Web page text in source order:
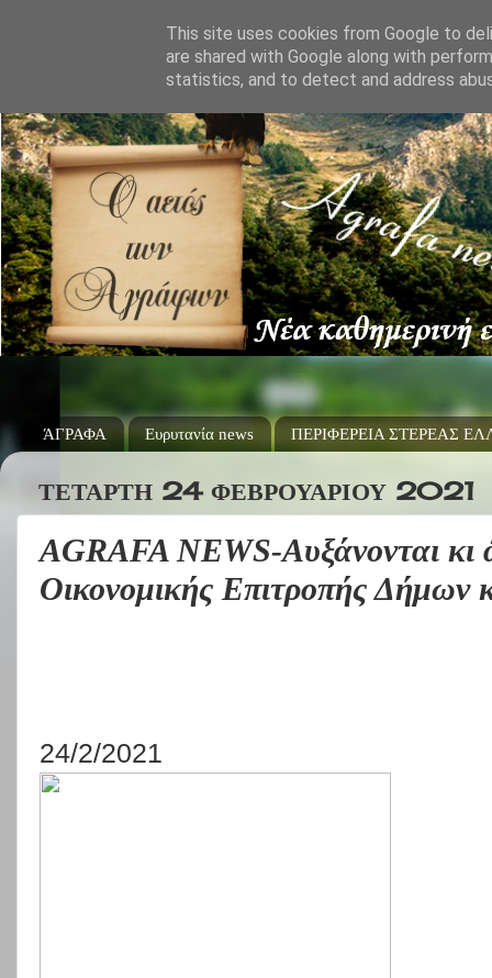
ΆΓΡΑΦΑ Ευρυτανία news ΠΕΡΙΦΕΡΕΙΑ ΣΤΕΡΕΑΣ
ΤΕΤΆΡΤΗ 24 ΦΕΒΡΟΥΑΡΊΟΥ 2021
AGRAFA NEWS-Αυξάνονται κι
Οικονομικής Επιτροπής Δήμων
24/2/2021
This site uses cookies from Google to
are shared with Google along with
statistics, and to detect and address